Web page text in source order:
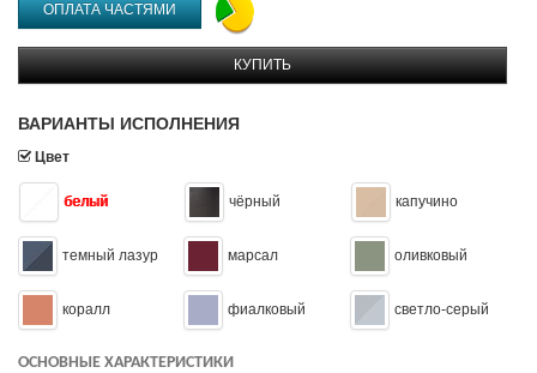
ОПЛАТА ЧАСТЯМИ
КУПИТЬ
ВАРИАНТЫ ИСПОЛНЕНИЯ
Цвет
белый чёрный капучино
темный лазур марсал оливковый
коралл фиалковый светло-серый
ОСНОВНЫЕ ХАРАКТЕРИСТИКИ